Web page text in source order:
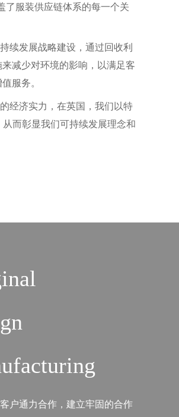
了服装供应链体系的每一个关
续发展战略建设，通过回收利
减少对环境的影响，以满足客
服务。
经济实力，在英国，我们以特
从而彰显我们可持续发展理念和
户通力合作，建立牢固的合作